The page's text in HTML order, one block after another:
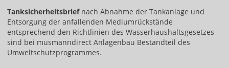
Tanksicherheitsbriefnach Abnahme der Tankanlage und
Entsorgung der anfallenden Mediumrückstände
entsprechend den Richtlinien des Wasserhaushaltsgesetzes
sind bei musmanndirect Anlagenbau Bestandteil des
Umweltschutzprogrammes.